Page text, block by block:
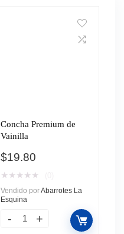
Concha Premium de
Vainilla
$19.80
★ ★ ★ ★ ★
Vendido porAbarrotes La
Esquina